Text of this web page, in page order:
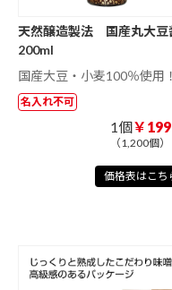
天然醸造製法 国産丸大豆
200ml
国産大豆・小麦100％使用！
名入れ不可
1個￥
（1,200個）
価格表はこち